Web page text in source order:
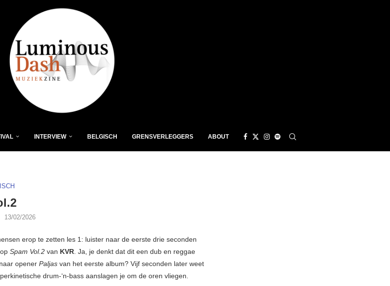
INTERVIEW BELGISCH GRENSVERLEGGERS ABOUT
13/02/2026
erop te zetten les 1: luister naar de eerste drie seconden
Spam Vol.2 van KVR. Ja, je denkt dat dit een dub en reggae
opener Paljas van het eerste album? Vijf seconden later weet
drum-‘n-bass aanslagen je om de oren vliegen.